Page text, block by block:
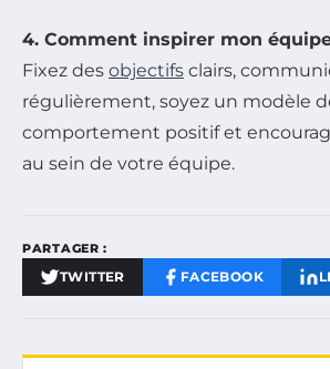
4. Comment inspirer mon
Fixez des objectifs clairs,
régulièrement, soyez un modèle
comportement positif et
au sein de votre équipe.
PARTAGER :
TWITTER FACEBOOK